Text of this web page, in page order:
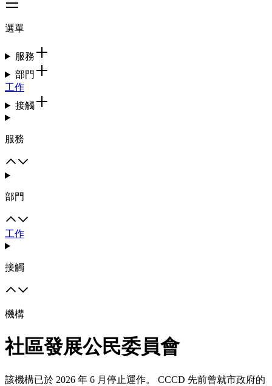
選單
服務
部門
工作
接觸
服務
部門
工作
接觸
機構
社區發展公民委員會
該機構已於 2026 年 6 月停止運作。 CCCD 先前曾就市政府的